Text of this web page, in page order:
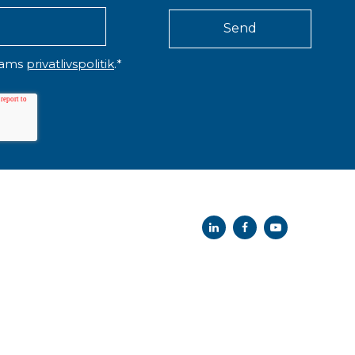
privatlivspolitik.*